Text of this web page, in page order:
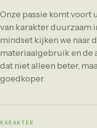
Onze passie komt voort
van karakter duurzaam
mindset kijken we naar
materiaalgebruik en de
dat niet alleen beter,
goedkoper.
KARAKTER